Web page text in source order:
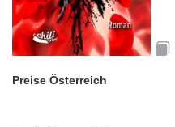
Preise Österreich